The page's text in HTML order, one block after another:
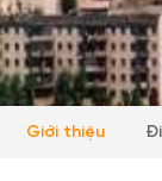
Giới thiệu